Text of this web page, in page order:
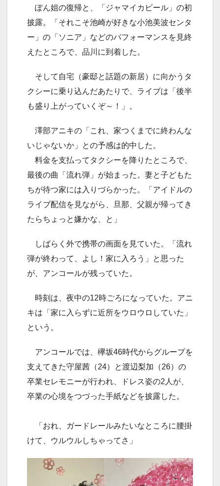
ぽん姐の復帰と、「ジャマイカビール」の初
披露。「それこそ池崎が好きな小池美波センタ
ー」の「ソニア」などのパフォーマンスを見終
えたところで、品川に到着した。
そして自宅（豪邸と話題の新居）に向かうタ
クシーに乗り込んだあたりで、ライブは「後半
も盛り上がっていくぞ～！」。
澤部アニキの「これ、家つくまでに終わんな
いじゃないか」との予感は的中した。
料金を支払ってタクシーを降りたところで、
最後の曲「流れ弾」が始まった。妻と子どもた
ちが待つ家には入りづらかった。「アイドルの
ライブ配信を見ながら、旦那、父親が帰ってき
たらちょっと嫌かな、と」
しばらく外で携帯の画面を見ていた。「流れ
弾が終わって、よし！家に入ろう」と思った
が、アンコールが残っていた。
時刻は、夜中の12時ごろになっていた。アニ
キは「家に入らずに近所をウロウロしていた」
という。
アンコールでは、欅坂46時代からグループを
支えてきた守屋茜（24）と渡辺梨加（26）の
卒業セレモニーが行われ、ドレス姿の2人が、
卒業の心境をつづった手紙などを披露した。
「おれ、ガードレールみたいなところに腰掛
けて、ウルウルしちゃってさ」